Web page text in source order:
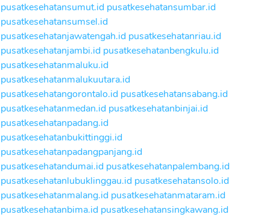
pusatkesehatansumut.id pusatkesehatansumbar.id
pusatkesehatansumsel.id
pusatkesehatanjawatengah.id pusatkesehatanriau.id
pusatkesehatanjambi.id pusatkesehatanbengkulu.id
pusatkesehatanmaluku.id
pusatkesehatanmalukuutara.id
pusatkesehatangorontalo.id pusatkesehatansabang.id
pusatkesehatanmedan.id pusatkesehatanbinjai.id
pusatkesehatanpadang.id
pusatkesehatanbukittinggi.id
pusatkesehatanpadangpanjang.id
pusatkesehatandumai.id pusatkesehatanpalembang.id
pusatkesehatanlubuklinggau.id pusatkesehatansolo.id
pusatkesehatanmalang.id pusatkesehatanmataram.id
pusatkesehatanbima.id pusatkesehatansingkawang.id